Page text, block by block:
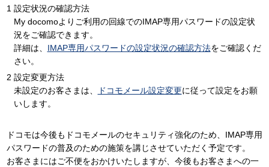
設定状況の確認方法
My docomoよりご利用の回線でのIMAP専用パスワードの設定状
況をご確認できます。
詳細は、 IMAP専用パスワードの設定状況の確認方法をご確認くだ
さい。
設定変更方法
未設定のお客さまは、
ドコモメール設定変更に従って設定をお願
いします。
ドコモは今後もドコモメールのセキュリティ強化のため、IMAP専用
パスワードの普及のための施策を講じさせていただく予定です。
お客さまにはご不便をおかけいたしますが、今後もお客さまへの一